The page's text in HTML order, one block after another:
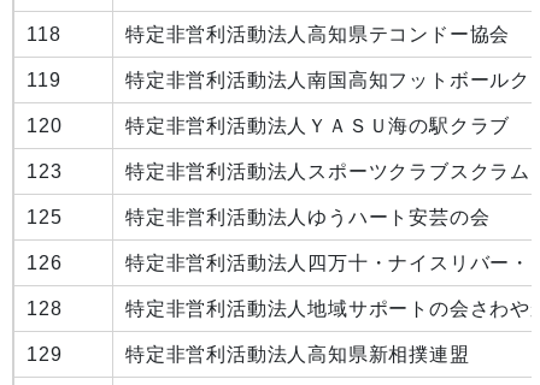
118 特定非営利活動法人高知県テコンドー協会
119 特定非営利活動法人南国高知フットボールク
120 特定非営利活動法人ＹＡＳＵ海の駅クラブ
123 特定非営利活動法人スポーツクラブスクラム
125 特定非営利活動法人ゆうハート安芸の会
126 特定非営利活動法人四万十・ナイスリバー・
128 特定非営利活動法人地域サポートの会さわや
129 特定非営利活動法人高知県新相撲連盟